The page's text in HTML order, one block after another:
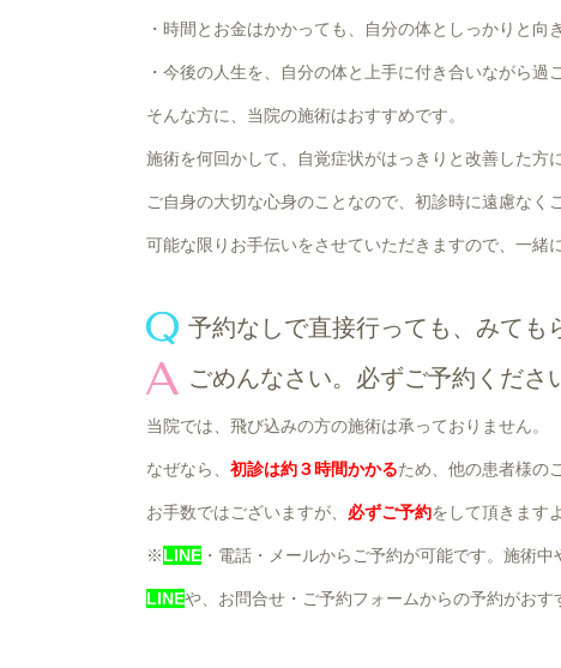
・時間とお金はかかっても、自分の体としっかりと向
・今後の人生を、自分の体と上手に付き合いながら過
そんな方に、当院の施術はおすすめです。
施術を何回かして、自覚症状がはっきりと改善した方
ご自身の大切な心身のことなので、初診時に遠慮なく
可能な限りお手伝いをさせていただきますので、一緒
予約なしで直接行っても、みても
ごめんなさい。必ずご予約くださ
当院では、飛び込みの方の施術は承っておりません。
なぜなら、 初診は約３時間かかるため、他の患者様の
お手数ではございますが、 必ずご予約をして頂きます
※LINE ・電話・メールからご予約が可能です。施術
LINEや、お問合せ・ご予約フォームからの予約がおす